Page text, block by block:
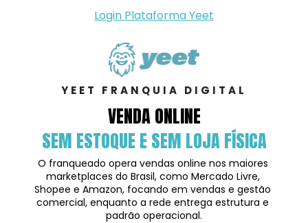
Login Plataforma Yeet
YEET FRANQUIA DIGITAL
VENDA ONLINE
SEM ESTOQUE E SEM LOJA FÍSICA
O franqueado opera vendas online nos maiores
marketplaces do Brasil, como Mercado Livre,
Shopee e Amazon, focando em vendas e gestão
comercial, enquanto a rede entrega estrutura e
padrão operacional.